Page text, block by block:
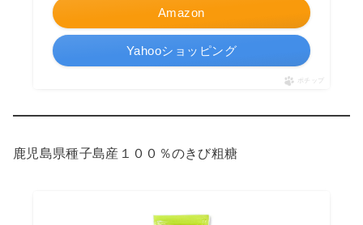
Amazon
Yahooショッピング
ポチップ
鹿児島県種子島産１００％のきび粗糖